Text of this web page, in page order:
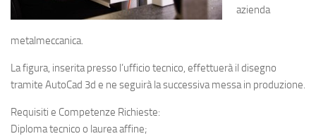
azienda
metalmeccanica.
La figura, inserita presso l’ufficio tecnico, effettuerà il disegno
tramite AutoCad 3d e ne seguirà la successiva messa in produzione.
Requisiti e Competenze Richieste:
Diploma tecnico o laurea affine;